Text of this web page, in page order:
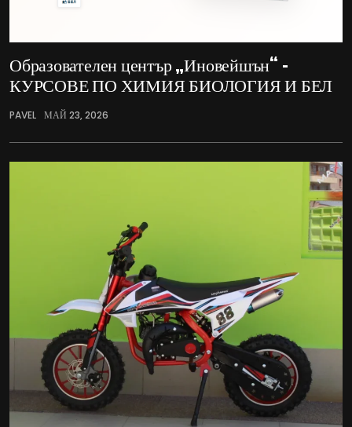
Образователен център „Иновейшън“ –
КУРСОВЕ ПО ХИМИЯ БИОЛОГИЯ И БЕЛ
PAVEL МАЙ 23, 2026